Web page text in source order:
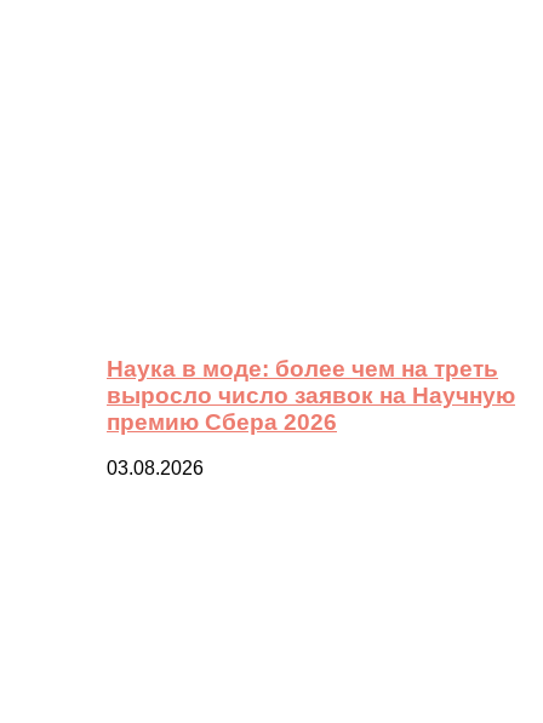
Наука в моде: более чем на треть
выросло число заявок на Научную
премию Сбера 2026
03.08.2026